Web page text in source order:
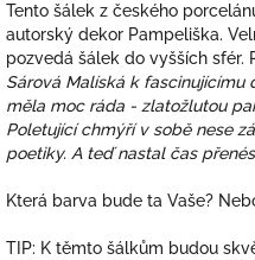
Tento šálek z českého
autorský dekor Pampeliška.
pozvedá šálek do vyšších sfér.
Sárová Malíská k fascinujícímu
měla moc ráda - zlatožlutou
Poletující chmýří v sobě nese
poetiky. A teď nastal čas
Která barva bude ta Vaše?
TIP: K těmto šálkům budou